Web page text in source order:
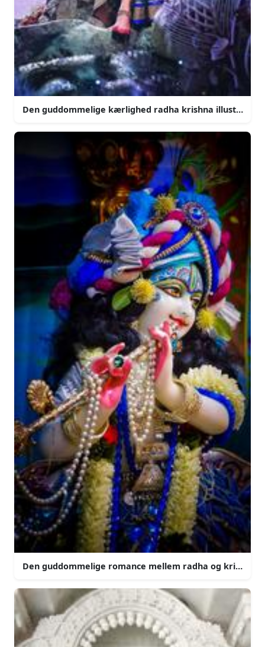
Den guddommelige kærlighed radha krishna illustration
Den guddommelige romance mellem radha og krishna